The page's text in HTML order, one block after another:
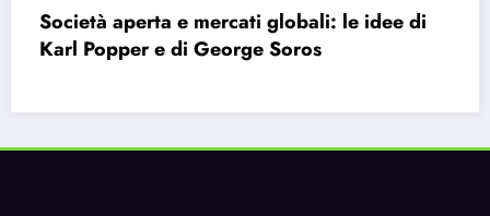
Bauman e la modernità liquida: perché ci
sentiamo vuoti nonostante le infinite